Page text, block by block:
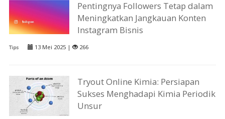
Pentingnya Followers Tetap dalam
Meningkatkan Jangkauan Konten
Instagram Bisnis
Tips 13 Mei 2025 | 266
Tryout Online Kimia: Persiapan
Sukses Menghadapi Kimia Periodik
Unsur